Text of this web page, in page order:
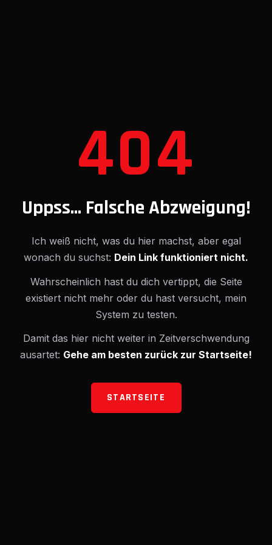
404
Uppss... Falsche Abzweigung!
Ich weiß nicht, was du hier machst, aber egal
wonach du suchst: Dein Link funktioniert nicht.
Wahrscheinlich hast du dich vertippt, die Seite
existiert nicht mehr oder du hast versucht, mein
System zu testen.
Damit das hier nicht weiter in Zeitverschwendung
ausartet: Gehe am besten zurück zur Startseite!
STARTSEITE